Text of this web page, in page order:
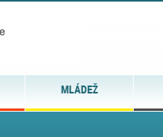
MLÁDEŽ